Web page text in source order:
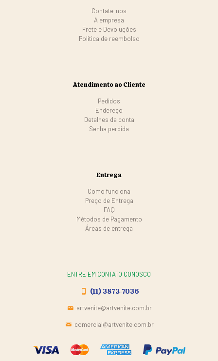
Contate-nos
A empresa
Frete e Devoluções
Politica de reembolso
Atendimento ao Cliente
Pedidos
Endereço
Detalhes da conta
Senha perdida
Entrega
Como funciona
Preço de Entrega
FAQ
Métodos de Pagamento
Áreas de entrega
ENTRE EM CONTATO CONOSCO
(11) 3873-7036
artvenite@artvenite.com.br
comercial@artvenite.com.br